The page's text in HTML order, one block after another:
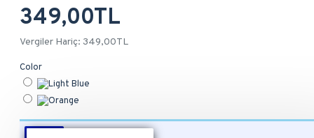
349,00TL
Vergiler Hariç: 349,00TL
Color